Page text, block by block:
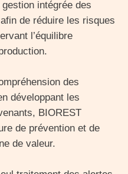
intégrée des
de réduire les risques
l’équilibre
des
développant les
BIOREST
de prévention et de
de valeur.